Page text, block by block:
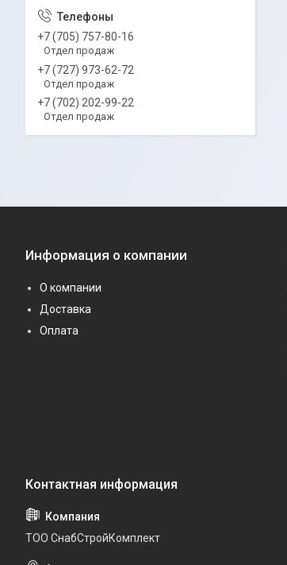
+7 (705) 757-80-16
Отдел продаж
+7 (727) 973-62-72
Отдел продаж
+7 (702) 202-99-22
Отдел продаж
Информация о компании
О компании
Доставка
Оплата
ТОО СнабСтройКомплект